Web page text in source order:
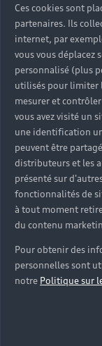
Mentions légales
Gérer vos
Étiquettes
Certains des
visuels peuvent
Pour plus
Cotrans
Ces cookies sont
partenaires. Ils
internet, par
vous vous déplacez
personnalisé (plus
utilisés pour limiter
mesurer et
vous avez visité un
une identification
peuvent être
distributeurs et les
présenté sur
fonctionnalités de
à tout moment
du contenu
Pour obtenir des
personnelles sont
notre Politique sur